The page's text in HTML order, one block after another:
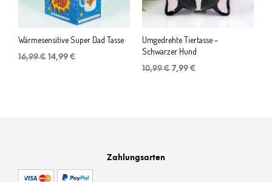
Wärmesensitive Super Dad Tasse
16,99€ Ursprünglicher
14,99 €
Umgedrehte Tiertasse –
Schwarzer Hund
10,99€ Ursprünglicher
7,99 €
Zahlungsarten